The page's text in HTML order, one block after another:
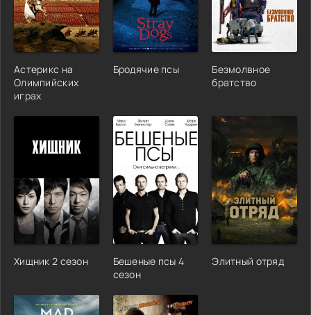
Астерикс на
Олимпийских
играх
Бродячие псы
Безмолвное
братство
Хищник 2 сезон
Бешеные псы 4
сезон
Элитный отряд